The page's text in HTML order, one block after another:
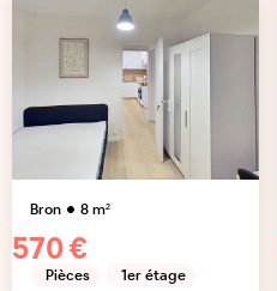
Bron 8m²
570 €
Pièces 1er étage